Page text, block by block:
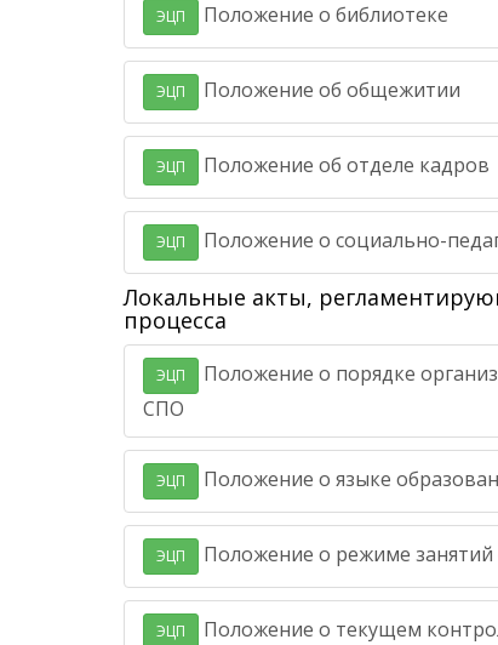
ЭЦП Положение о библиотеке
ЭЦП Положение об общежитии
ЭЦП Положение об отделе кадров
ЭЦП Положение о социально-
Локальные акты,
процесса
ЭЦП
Положение о порядке
СПО
ЭЦП Положение о языке
ЭЦП Положение о режиме
ЭЦП Положение о текущем